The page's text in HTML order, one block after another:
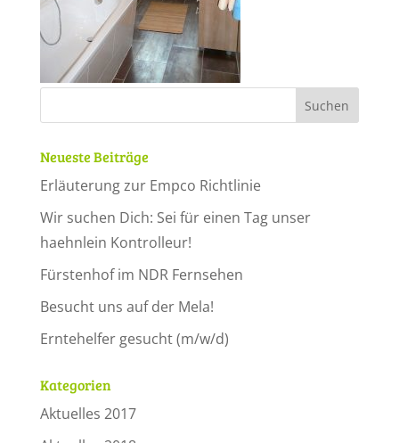
Neueste Beiträge
Erläuterung zur Empco Richtlinie
Wir suchen Dich: Sei für einen Tag unser
haehnlein Kontrolleur!
Fürstenhof im NDR Fernsehen
Besucht uns auf der Mela!
Erntehelfer gesucht (m/w/d)
Kategorien
Aktuelles 2017